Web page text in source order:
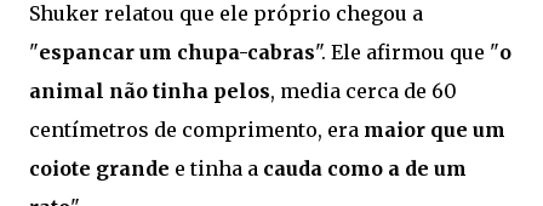
Shuker relatou que ele próprio chegou a
"espancar um chupa-cabras". Ele afirmou que "o
animal não tinha pelos, media cerca de 60
centímetros de comprimento, era maior que um
coiote grande e tinha a cauda como a de um